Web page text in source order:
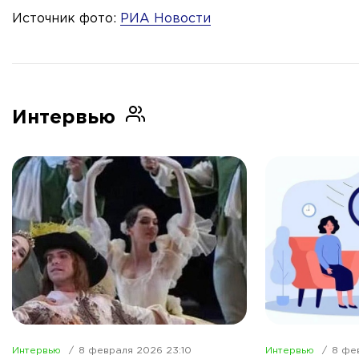
Источник фото: РИА Новости
Интервью
Интервью 8 февраля 2026 23:10 Интервью 8